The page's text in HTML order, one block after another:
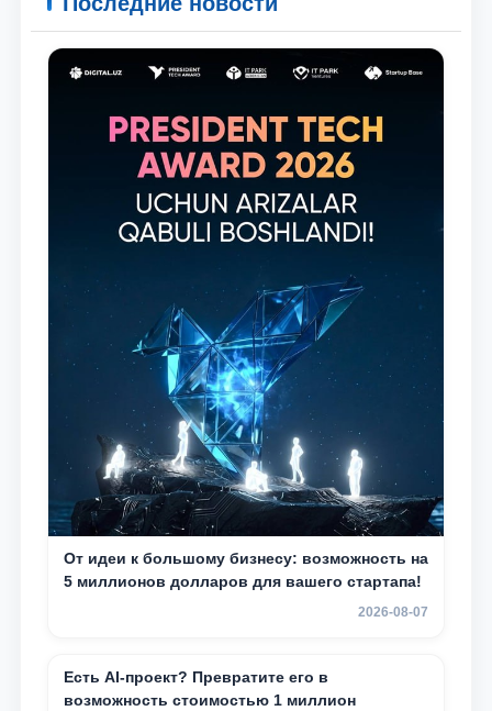
От идеи к большому бизнесу: возможность на
5 миллионов долларов для вашего стартапа!
2026-08-07
Есть AI-проект? Превратите его в
возможность стоимостью 1 миллион